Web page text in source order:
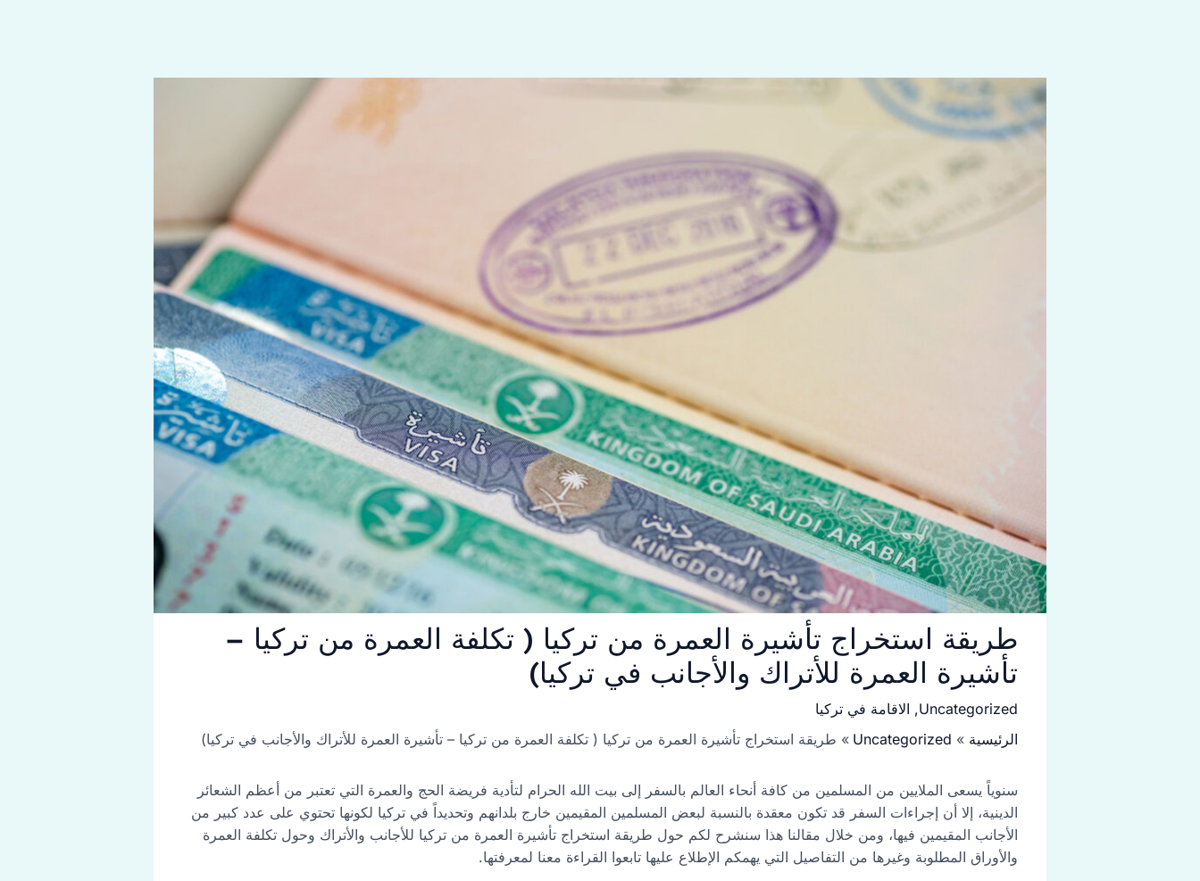
طريقة استخراج تأشيرة العمرة من تركيا ( تكلفة العمرة من تركيا –
تأشيرة العمرة للأتراك والأجانب في تركيا)
Uncategorized
, الاقامة في تركيا
الرئيسية
Uncategorized طريقة استخراج تأشيرة العمرة من تركيا ( تكلفة العمرة من تركيا – تأشيرة العمرة للأتراك والأجانب في تركيا)
سنوياً يسعى الملايين من المسلمين من كافة أنحاء العالم بالسفر إلى بيت الله الحرام لتأدية فريضة الحج والعمرة التي تعتبر من أعظم الشعائر
الدينية، إلا أن إجراءات السفر قد تكون معقدة بالنسبة لبعض المسلمين المقيمين خارج بلدانهم وتحديداً في تركيا لكونها تحتوي على عدد كبير من
الأجانب المقيمين فيها، ومن خلال مقالنا هذا سنشرح لكم حول طريقة استخراج تأشيرة العمرة من تركيا للأجانب والأتراك وحول تكلفة العمرة
والأوراق المطلوبة وغيرها من التفاصيل التي يهمكم الإطلاع عليها تابعوا القراءة معنا لمعرفتها.